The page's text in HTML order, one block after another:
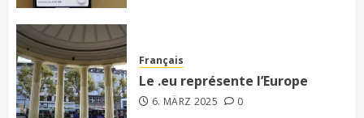
Français
Le .eu représente l’Europe
6. MÄRZ 2025 0